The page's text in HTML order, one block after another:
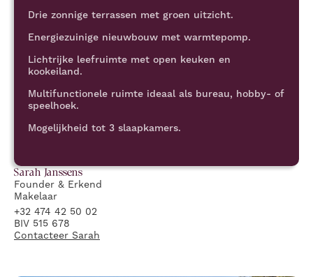
Drie zonnige terrassen met groen uitzicht.
Energiezuinige nieuwbouw met warmtepomp.
Lichtrijke leefruimte met open keuken en
kookeiland.
Multifunctionele ruimte ideaal als bureau, hobby- of
speelhoek.
Mogelijkheid tot 3 slaapkamers.
Sarah Janssens
Founder & Erkend
Makelaar
+32 474 42 50 02
BIV 515 678
Contacteer Sarah